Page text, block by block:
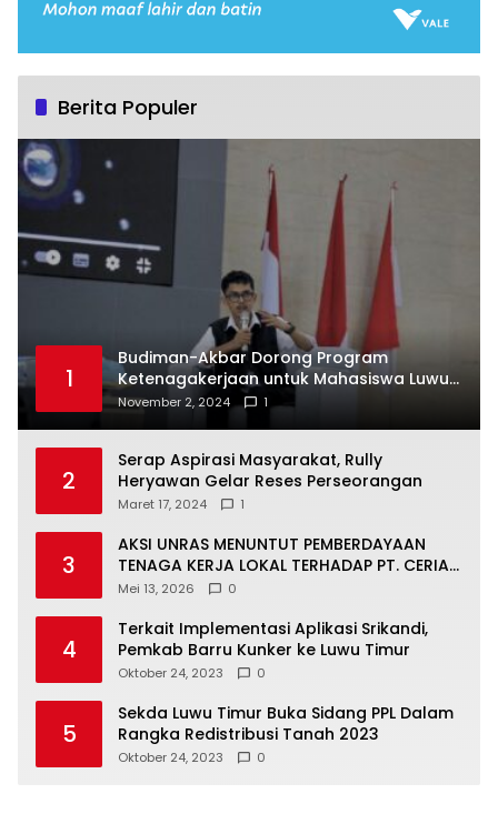
Berita Populer
1
Budiman-Akbar Dorong Program
Ketenagakerjaan untuk Mahasiswa Luwu
Timur, Juru Bicara: Ini Peluang Nyata bagi
November 2, 2024 1
2
Serap Aspirasi Masyarakat, Rully
Heryawan Gelar Reses Perseorangan
Maret 17, 2024 1
3
AKSI UNRAS MENUNTUT PEMBERDAYAAN
TENAGA KERJA LOKAL TERHADAP PT. CERIA
NUGRAHA LESTARI
Mei 13, 2026 0
4
Terkait Implementasi Aplikasi Srikandi,
Pemkab Barru Kunker ke Luwu Timur
Oktober 24, 2023 0
5
Sekda Luwu Timur Buka Sidang PPL Dalam
Rangka Redistribusi Tanah 2023
Oktober 24, 2023 0